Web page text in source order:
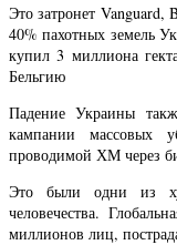
Это затронет Vanguard,
40% пахотных земель
купил 3 миллиона
Бельгию
Падение Украины
кампании массовых
проводимой ХМ через
Это были одни из
человечества.
миллионов лиц,